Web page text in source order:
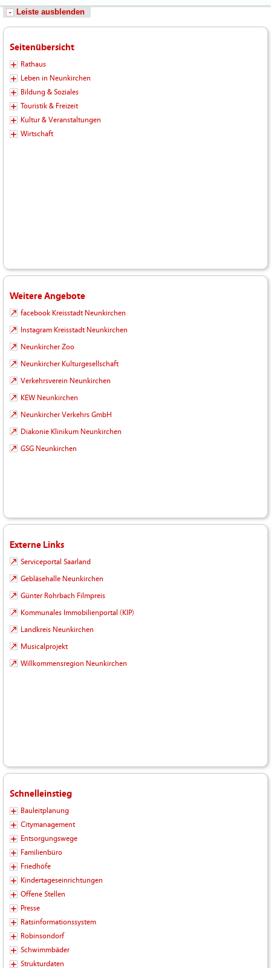
Leiste ausblenden
Seitenübersicht
Rathaus
Leben in Neunkirchen
Bildung & Soziales
Touristik & Freizeit
Kultur & Veranstaltungen
Wirtschaft
Weitere Angebote
facebook Kreisstadt Neunkirchen
Instagram Kreisstadt Neunkirchen
Neunkircher Zoo
Neunkircher Kulturgesellschaft
Verkehrsverein Neunkirchen
KEW Neunkirchen
Neunkircher Verkehrs GmbH
Diakonie Klinikum Neunkirchen
GSG Neunkirchen
Externe Links
Serviceportal Saarland
Gebläsehalle Neunkirchen
Günter Rohrbach Filmpreis
Kommunales Immobilienportal (KIP)
Landkreis Neunkirchen
Musicalprojekt
Willkommensregion Neunkirchen
Schnelleinstieg
Bauleitplanung
Citymanagement
Entsorgungswege
Familienbüro
Friedhöfe
Kindertageseinrichtungen
Offene Stellen
Presse
Ratsinformationssystem
Robinsondorf
Schwimmbäder
Strukturdaten